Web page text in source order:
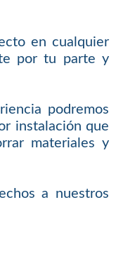
en cualquier
por tu parte y
podremos
instalación que
materiales y
a nuestros